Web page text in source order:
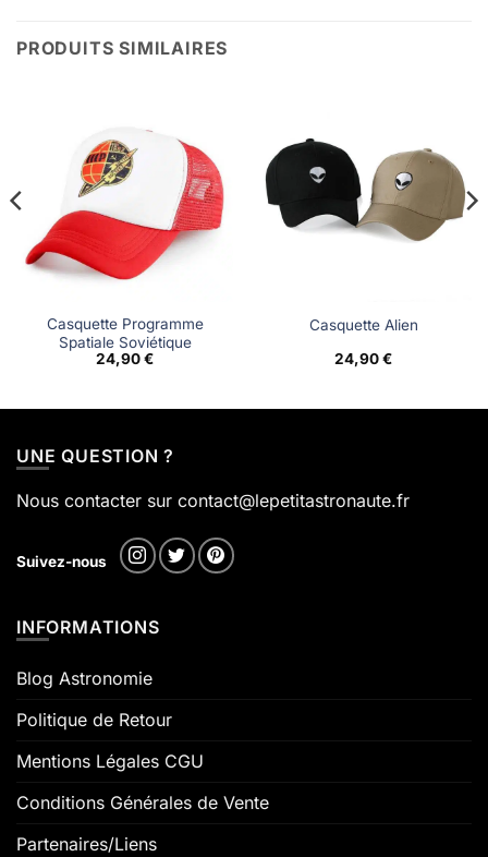
PRODUITS SIMILAIRES
Casquette Programme
Spatiale Soviétique
24,90€
Casquette Alien
24,90€
UNE QUESTION ?
Nous contacter sur contact@lepetitastronaute.fr
Suivez-nous
INFORMATIONS
Blog Astronomie
Politique de Retour
Mentions Légales CGU
Conditions Générales de Vente
Partenaires/Liens